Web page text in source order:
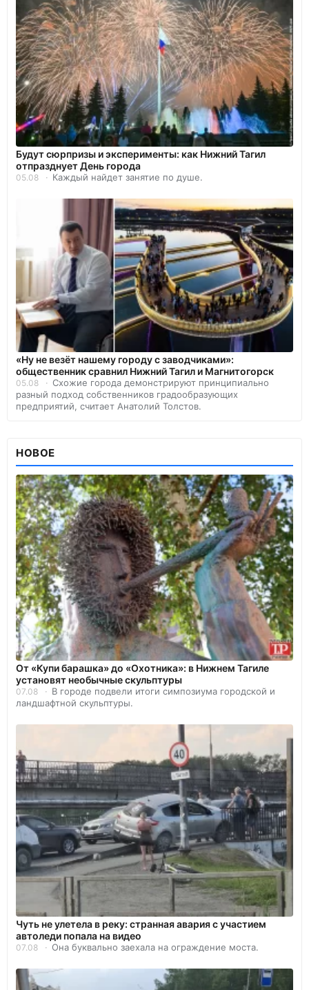
Будут сюрпризы и эксперименты: как Нижний Тагил
отпразднует День города
05.08 Каждый найдет занятие по душе.
«Ну не везёт нашему городу с заводчиками»:
общественник сравнил Нижний Тагил и Магнитогорск
05.08
Схожие города демонстрируют принципиально
разный подход собственников градообразующих
предприятий, считает Анатолий Толстов.
НОВОЕ
От «Купи барашка» до «Охотника»: в Нижнем Тагиле
установят необычные скульптуры
07.08
В городе подвели итоги симпозиума городской и
ландшафтной скульптуры.
Чуть не улетела в реку: странная авария с участием
автоледи попала на видео
07.08 Она буквально заехала на ограждение моста.